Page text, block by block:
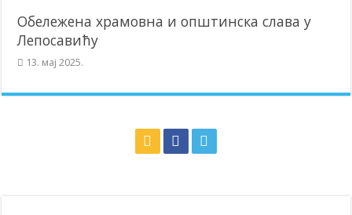
Обележена храмовна и општинска слава у
Лепосавићу
13. мај 2025.